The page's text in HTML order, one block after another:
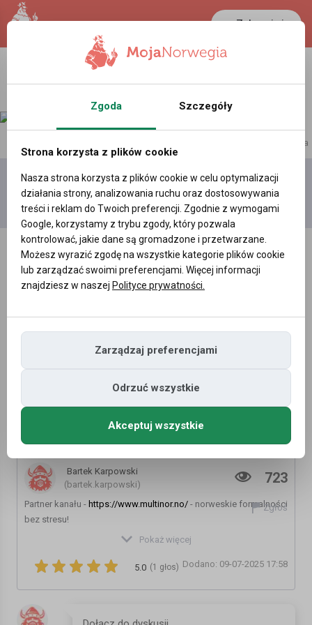
Zaloguj się
LANCASTER
30.3 °C 0.3892 PLN
reklama
Dodaj
film
Moje
filmy
Wszystkie
Kto zarabia najwięcej w Norwegii
Bartek Karpowski
(bartek.karpowski)
723
Zgłoś
Partner kanału - https://www.multinor.no/ - norweskie formalności
bez stresu!
Przysięgłe tłumaczenia polsko - norweskie
wynagradzani-pracownicy-norwegii-zarabiaja-ponad-milion-
Pokaż więcej
Dodano: 09-07-2025 17:58
(1 głos)
5.0
Zgoda Szczegóły
Strona korzysta z plików cookie
Nasza strona korzysta z plików cookie w celu optymalizacji
działania strony, analizowania ruchu oraz dostosowywania
treści i reklam do Twoich preferencji. Zgodnie z wymogami
Google, korzystamy z trybu zgody, który pozwala
kontrolować, jakie dane są gromadzone i przetwarzane.
Możesz wyrazić zgodę na wszystkie kategorie plików cookie
lub zarządzać swoimi preferencjami. Więcej informacji
znajdziesz w naszej Polityce prywatności.
Zarządzaj preferencjami
Odrzuć wszystkie
Akceptuj wszystkie